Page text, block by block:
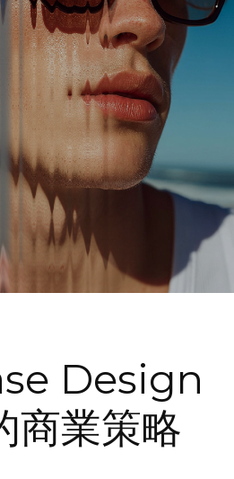
Design
商業策略